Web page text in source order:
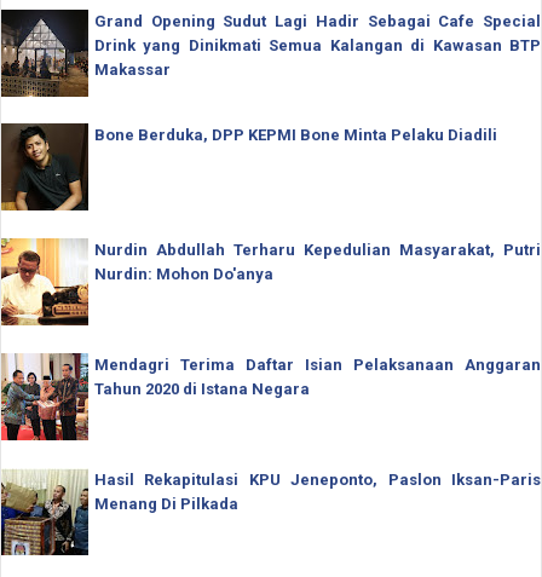
Grand Opening Sudut Lagi Hadir Sebagai Cafe Special
Drink yang Dinikmati Semua Kalangan di Kawasan BTP
Makassar
Bone Berduka, DPP KEPMI Bone Minta Pelaku Diadili
Nurdin Abdullah Terharu Kepedulian Masyarakat, Putri
Nurdin: Mohon Do'anya
Mendagri Terima Daftar Isian Pelaksanaan Anggaran
Tahun 2020 di Istana Negara
Hasil Rekapitulasi KPU Jeneponto, Paslon Iksan-Paris
Menang Di Pilkada